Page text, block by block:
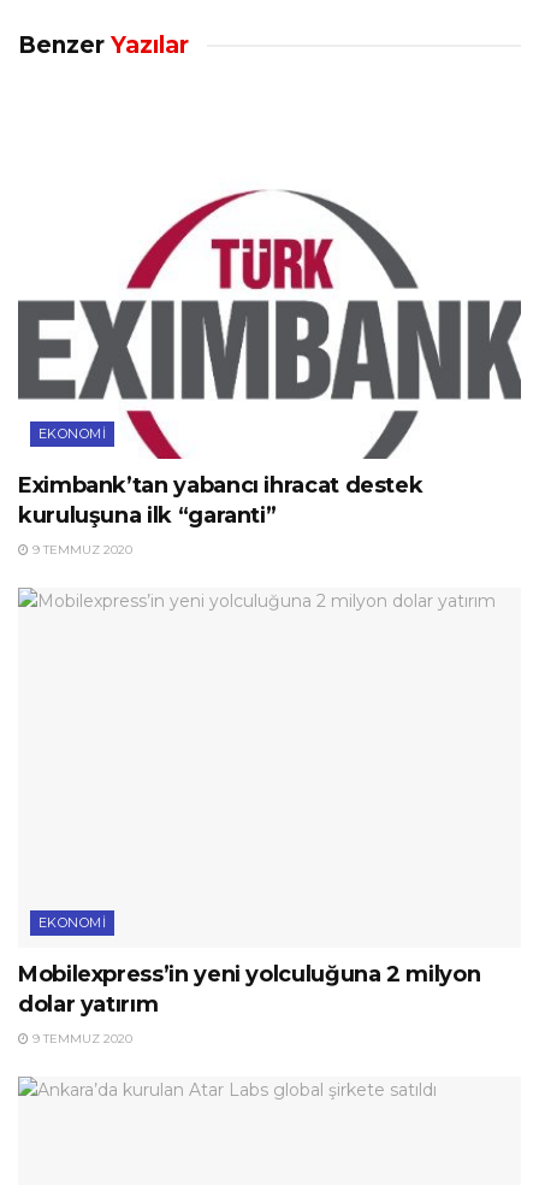
Benzer Yazılar
EKONOMI
Eximbank’tan yabancı ihracat destek
kuruluşuna ilk “garanti”
9 TEMMUZ 2020
EKONOMI
Mobilexpress’in yeni yolculuğuna 2 milyon
dolar yatırım
9 TEMMUZ 2020